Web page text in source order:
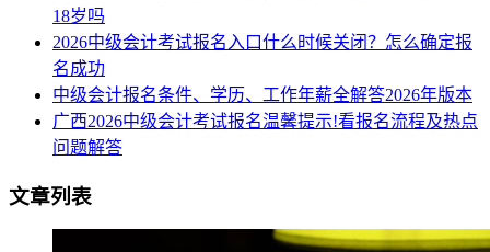
18岁吗
2026中级会计考试报名入口什么时候关闭？怎么确定报
名成功
中级会计报名条件、学历、工作年薪全解答2026年版本
广西2026中级会计考试报名温馨提示!看报名流程及热点
问题解答
文章列表